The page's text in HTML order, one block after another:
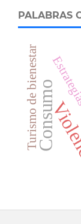
PALABRAS
Consumo
Turismo de bienestar